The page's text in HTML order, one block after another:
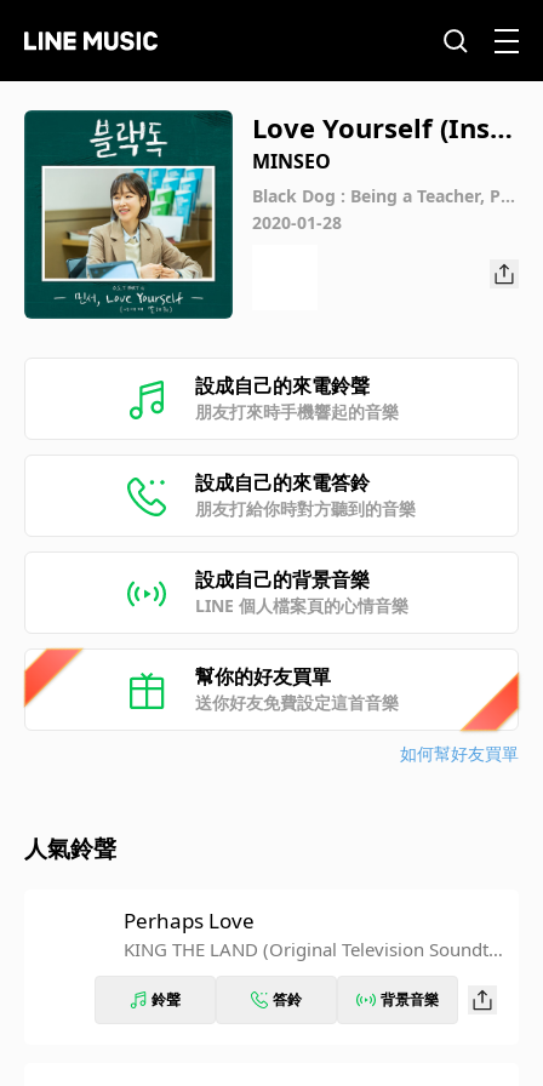
Love Yourself (Instr
umental)
MINSEO
Black Dog : Being a Teacher, Pt.
4 (Original Television Soundtrac
2020-01-28
設成自己的來電鈴聲
朋友打來時手機響起的音樂
設成自己的來電答鈴
朋友打給你時對方聽到的音樂
設成自己的背景音樂
LINE 個人檔案頁的心情音樂
幫你的好友買單
送你好友免費設定這首音樂
如何幫好友買單
人氣鈴聲
Perhaps Love
KING THE LAND (Original Television Soundtra
鈴聲 答鈴 背景音樂